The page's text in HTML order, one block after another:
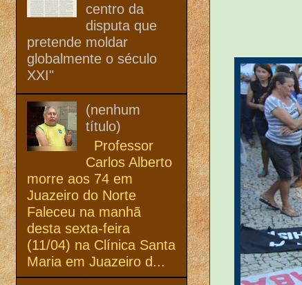
centro da
disputa que
pretende moldar
globalmente o século
XXI"
(nenhum
título)
Professor
Carlos Alberto
morre aos 74 em
Juazeiro do Norte
Faleceu na manhã
desta sexta-feira
(11/04) na Clínica Santa
Maria em Juazeiro d...